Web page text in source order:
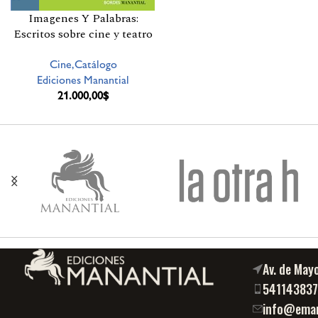
Imagenes Y Palabras:
Escritos sobre cine y teatro
Cine,Catálogo
Ediciones Manantial
21.000,00$
Av. de